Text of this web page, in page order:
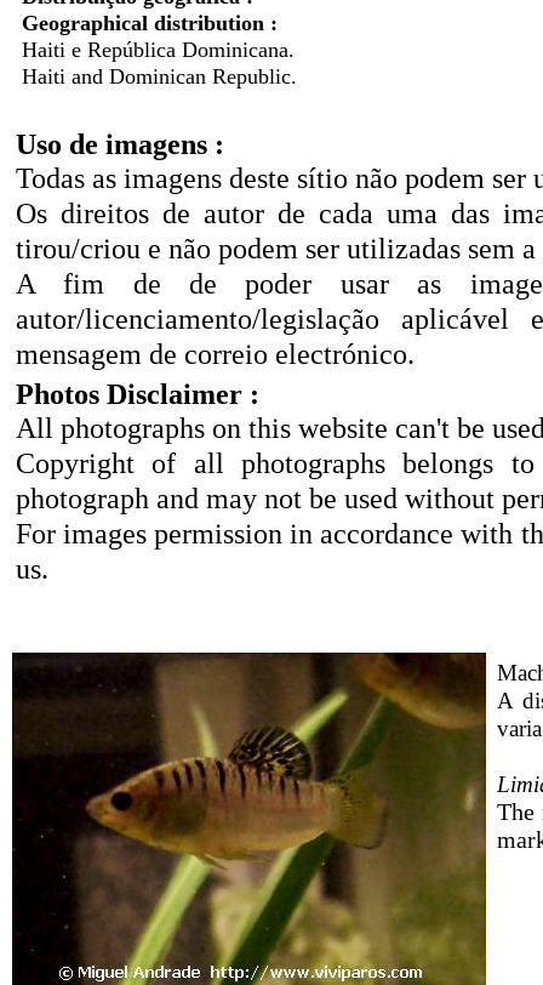
Geographical distribution :
Haiti e República Dominicana.
Haiti and Dominican Republic.
Uso de imagens :
Todas as imagens deste sítio não podem ser
Os direitos de autor de cada uma das
tirou/criou e não podem ser utilizadas sem
A fim de de poder usar as
autor/licenciamento/legislação
mensagem de correio electrónico.
Photos Disclaimer :
All photographs on this website can't be
Copyright of all photographs belongs
photograph and may not be used without
For images permission in accordance with
us.
A
The